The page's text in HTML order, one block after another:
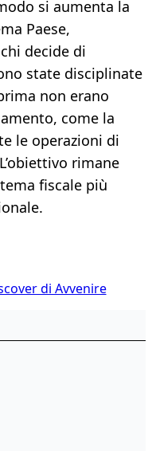
si aumenta la
Paese,
decide di
state disciplinate
non erano
come la
le operazioni di
rimane
fiscale più
di Avvenire